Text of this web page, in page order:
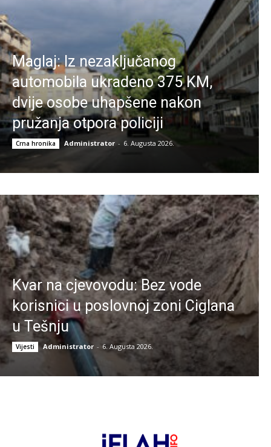
Maglaj: Iz nezaključanog
automobila ukradeno 375 KM,
dvije osobe uhapšene nakon
pružanja otpora policiji
Crna hronika Administrator - 6. Augusta 2026.
Kvar na cjevovodu: Bez vode
korisnici u poslovnoj zoni Ciglana
u Tešnju
Vijesti Administrator - 6. Augusta 2026.